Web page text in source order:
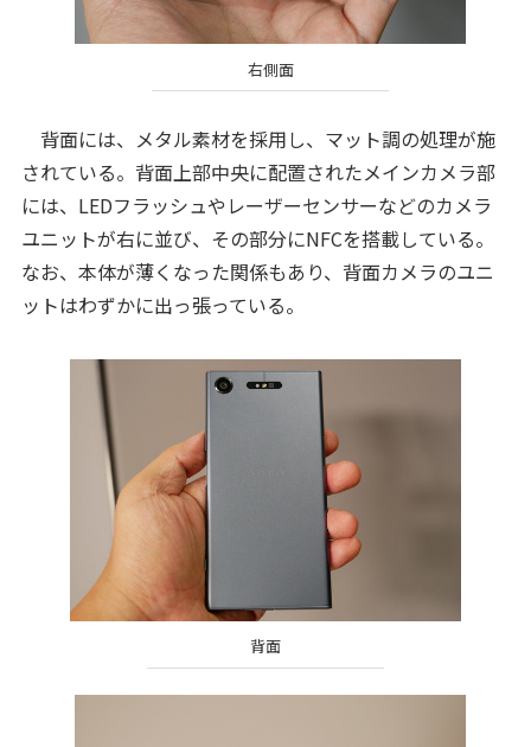
右側面
背面には、メタル素材を採用し、マット調の処理が施
されている。背面上部中央に配置されたメインカメラ部
には、LEDフラッシュやレーザーセンサーなどのカメラ
ユニットが右に並び、その部分にNFCを搭載している。
なお、本体が薄くなった関係もあり、背面カメラのユニ
ットはわずかに出っ張っている。
背面